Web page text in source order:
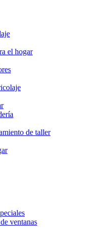
el hogar
de taller
ventanas